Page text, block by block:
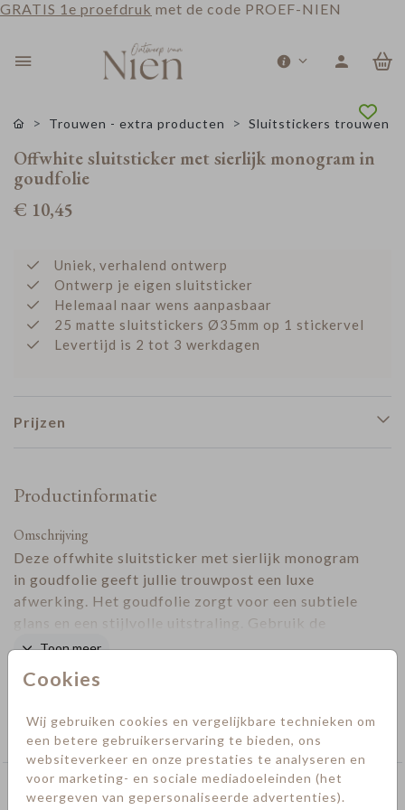
GRATIS 1e proefdruk met de code PROEF-NIEN
Cookies
Wij gebruiken cookies en vergelijkbare technieken om
een betere gebruikerservaring te bieden, ons
websiteverkeer en onze prestaties te analyseren en
voor marketing- en sociale mediadoeleinden (het
weergeven van gepersonaliseerde advertenties).
Trouwen - extra producten Sluitstickers trouwen
Offwhite sluitsticker met sierlijk monogram in
goudfolie
€ 10,45
Uniek, verhalend ontwerp
Ontwerp je eigen sluitsticker
Helemaal naar wens aanpasbaar
25 matte sluitstickers Ø35mm op 1 stickervel
Levertijd is 2 tot 3 werkdagen
Prijzen
Productinformatie
Omschrijving
Deze offwhite sluitsticker met sierlijk monogram
in goudfolie geeft jullie trouwpost een luxe
afwerking. Het goudfolie zorgt voor een subtiele
glans en een stijlvolle uitstraling. Gebruik de
sluitsticker om enveloppen elegant te sluiten of
sticker matcht prachtig met de
Toon meer
Designer
Collectie
Sluitstickers trouwen
Deze kaarten vind je misschien ook leuk